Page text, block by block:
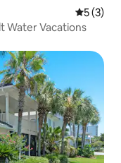
5 ud af 5
5 (3)
Water Vacations